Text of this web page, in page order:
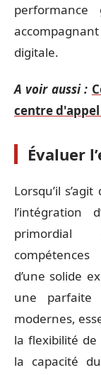
digitale.
A voir aussi :
centre d'appel
Évaluer
Lorsqu’il
l’intégration
primordial
d’une solide
une parfaite
modernes,
la flexibilité
la capacité